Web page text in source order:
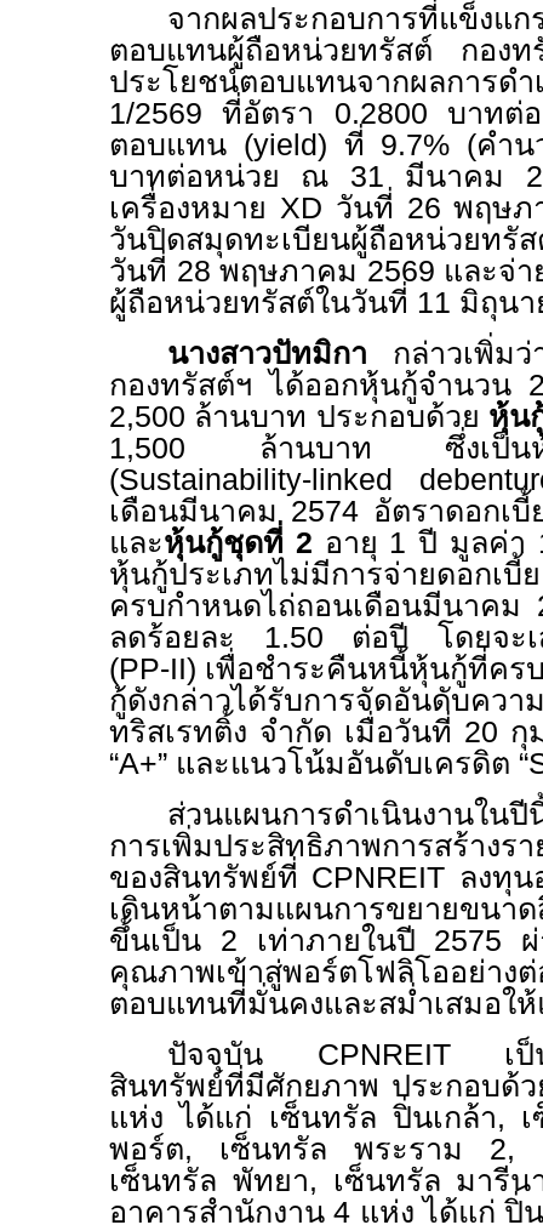
จากผลประกอบการที่แข็งแก
ตอบแทนผู้ถือหน่วยทรัสต์ กอง
ประโยชน์ตอบแทนจากผลการดํา
1/2569 ที่อัตรา 0.2800 บาทต่
ตอบแทน (yield) ที่ 9.7% (คำน
บาทต่อหน่วย ณ 31 มีนาคม
เครื่องหมาย XD วันที่ 26พฤษ
วันปิดสมุดทะเบียนผู้ถือหน่วยทรั
วันที่ 28 พฤษภาคม 2569 และจ่
ผู้ถือหน่วยทรัสต์ในวันที่ 11 มิถุน
นางสาวปัทมิกา กล่าวเพิ่ม
กองทรัสต์ฯ ได้ออกหุ้นกู้จำนวน
2,500 ล้านบาท ประกอบด้วย หุ้น
1,500 ล้านบาท ซึ่งเป็นหุ้น
(Sustainability-linked
เดือนมีนาคม 2574 อัตราดอกเ
และหุ้นกู้ชุดที่ 2 อายุ 1 ปี มูลค่า
หุ้นกู้ประเภทไม่มีการจ่ายดอกเบี้
ครบกำหนดไถ่ถอนเดือนมีนาคม
ลดร้อยละ 1.50 ต่อปี โดยจะเ
(PP-II) เพื่อชำระคืนหนี้หุ้นกู้ที่คร
กู้ดังกล่าวได้รับการจัดอันดับคว
ทริสเรทติ้ง จำกัด เมื่อวันที่ 20
“A+” และแนวโน้มอันดับเครดิต “
ส่วนแผนการดำเนินงานใ
การเพิ่มประสิทธิภาพการสร้างร
ของสินทรัพย์ที่ CPNREIT ลงทุน
เดินหน้าตามแผนการขยายขนา
ขึ้นเป็น 2 เท่าภายในปี 2575
คุณภาพเข้าสู่พอร์ตโฟลิโออย่า
ตอบแทนที่มั่นคงและสม่ำเสมอใ
ปัจจุบัน CPNREIT เ
สินทรัพย์ที่มีศักยภาพ ประกอบด้
แห่ง ได้แก่ เซ็นทรัล ปิ่นเกล้า,
พอร์ต, เซ็นทรัล พระราม 2,
เซ็นทรัล พัทยา, เซ็นทรัล มารีน
อาคารสำนักงาน 4 แห่ง ได้แก่ ปิ่